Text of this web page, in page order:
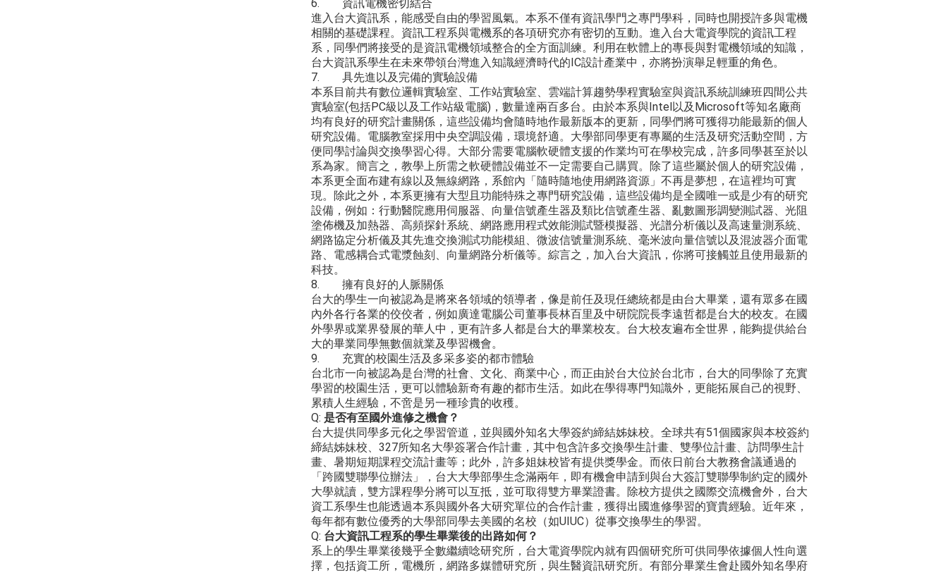
6. 資訊電機密切結合
進入台大資訊系，能感受自由的學習風氣。本系不僅有資訊學門之專門學科，同時也開授許多與電機
相關的基礎課程。資訊工程系與電機系的各項研究亦有密切的互動。進入台大電資學院的資訊工程
系，同學們將接受的是資訊電機領域整合的全方面訓練。利用在軟體上的專長與對電機領域的知識，
台大資訊系學生在未來帶領台灣進入知識經濟時代的IC設計產業中，亦將扮演舉足輕重的角色。
7. 具先進以及完備的實驗設備
本系目前共有數位邏輯實驗室、工作站實驗室、雲端計算趨勢學程實驗室與資訊系統訓練班四間公共
實驗室(包括PC級以及工作站級電腦)，數量達兩百多台。由於本系與Intel以及Microsoft等知名廠商
均有良好的研究計畫關係，這些設備均會隨時地作最新版本的更新，同學們將可獲得功能最新的個人
研究設備。電腦教室採用中央空調設備，環境舒適。大學部同學更有專屬的生活及研究活動空間，方
便同學討論與交換學習心得。大部分需要電腦軟硬體支援的作業均可在學校完成，許多同學甚至於以
系為家。簡言之，教學上所需之軟硬體設備並不一定需要自己購買。除了這些屬於個人的研究設備，
本系更全面布建有線以及無線網路，系館內「隨時隨地使用網路資源」不再是夢想，在這裡均可實
現。除此之外，本系更擁有大型且功能特殊之專門研究設備，這些設備均是全國唯一或是少有的研究
設備，例如：行動醫院應用伺服器、向量信號產生器及類比信號產生器、亂數圖形調變測試器、光阻
塗佈機及加熱器、高頻探針系統、網路應用程式效能測試暨模擬器、光譜分析儀以及高速量測系統、
網路協定分析儀及其先進交換測試功能模組、微波信號量測系統、毫米波向量信號以及混波器介面電
路、電感耦合式電漿蝕刻、向量網路分析儀等。綜言之，加入台大資訊，你將可接觸並且使用最新的
科技。
8. 擁有良好的人脈關係
台大的學生一向被認為是將來各領域的領導者，像是前任及現任總統都是由台大畢業，還有眾多在國
內外各行各業的佼佼者，例如廣達電腦公司董事長林百里及中研院院長李遠哲都是台大的校友。在國
外學界或業界發展的華人中，更有許多人都是台大的畢業校友。台大校友遍布全世界，能夠提供給台
大的畢業同學無數個就業及學習機會。
9. 充實的校園生活及多采多姿的都市體驗
台北市一向被認為是台灣的社會、文化、商業中心，而正由於台大位於台北市，台大的同學除了充實
學習的校園生活，更可以體驗新奇有趣的都市生活。如此在學得專門知識外，更能拓展自己的視野、
累積人生經驗，不啻是另一種珍貴的收穫。
Q: 是否有至國外進修之機會？
台大提供同學多元化之學習管道，並與國外知名大學簽約締結姊妹校。全球共有51個國家與本校簽約
締結姊妹校、327所知名大學簽署合作計畫，其中包含許多交換學生計畫、雙學位計畫、訪問學生計
畫、暑期短期課程交流計畫等；此外，許多姐妹校皆有提供獎學金。而依日前台大教務會議通過的
「跨國雙聯學位辦法」，台大大學部學生念滿兩年，即有機會申請到與台大簽訂雙聯學制約定的國外
大學就讀，雙方課程學分將可以互抵，並可取得雙方畢業證書。除校方提供之國際交流機會外，台大
資工系學生也能透過本系與國外各大研究單位的合作計畫，獲得出國進修學習的寶貴經驗。近年來，
每年都有數位優秀的大學部同學去美國的名校（如UIUC）從事交換學生的學習。
Q: 台大資訊工程系的學生畢業後的出路如何？
系上的學生畢業後幾乎全數繼續唸研究所，台大電資學院內就有四個研究所可供同學依據個人性向選
擇，包括資工所，電機所，網路多媒體研究所，與生醫資訊研究所。有部分畢業生會赴國外知名學府